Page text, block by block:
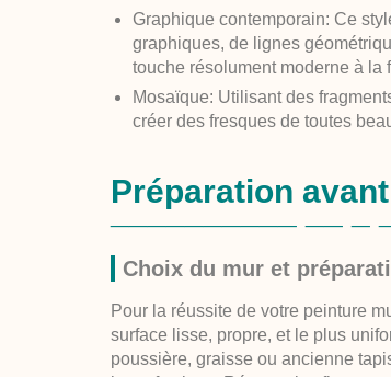
Graphique contemporain: Ce
graphiques, de lignes
touche résolument moderne à la
Mosaïque: Utilisant des
créer des fresques de toutes
Préparation
Choix du mur et
Pour la réussite de votre peinture
surface lisse, propre, et le plus
poussière, graisse ou ancienne